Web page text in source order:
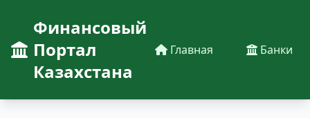
Финансовый
Портал
Казахстана
Главная Банки